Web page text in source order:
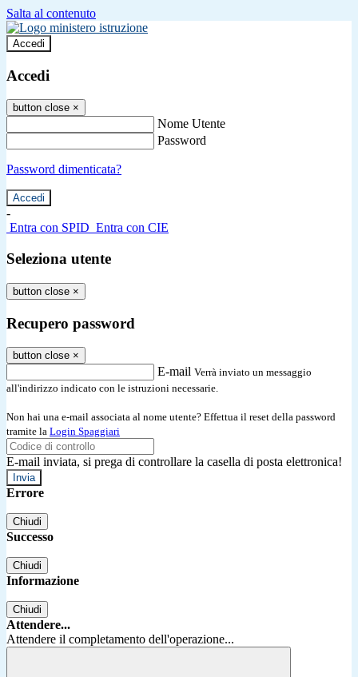
Salta al contenuto
Accedi
Accedi
button close ×
Nome Utente
Password
Password dimenticata?
-
Entra con SPID Entra con CIE
Seleziona utente
button close ×
Recupero password
button close ×
E-mail Verrà inviato un messaggio
all'indirizzo indicato con le istruzioni necessarie.
Non hai una e-mail associata al nome utente? Effettua il reset della password
tramite la Login Spaggiari
E-mail inviata, si prega di controllare la casella di posta elettronica!
Errore
Chiudi
Successo
Chiudi
Informazione
Chiudi
Attendere...
Attendere il completamento dell'operazione...